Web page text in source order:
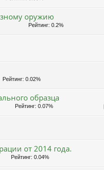
оружию
Рейтинг: 0.2%
Рейтинг: 0.02%
образца
Рейтинг: 0.07%
от 2014 года.
Рейтинг: 0.04%